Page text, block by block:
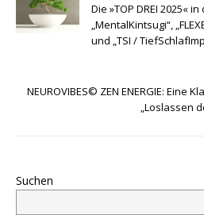
Die »TOP DREI 2025«
„MentalKintsugi“,
und „TSI /
NEUROVIBES© ZEN ENERGIE: Eine
„Loslassen
Suchen